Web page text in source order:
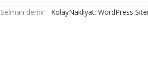
Selman demir - KolayNakliyat: WordPress